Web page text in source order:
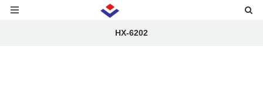
HX-6202